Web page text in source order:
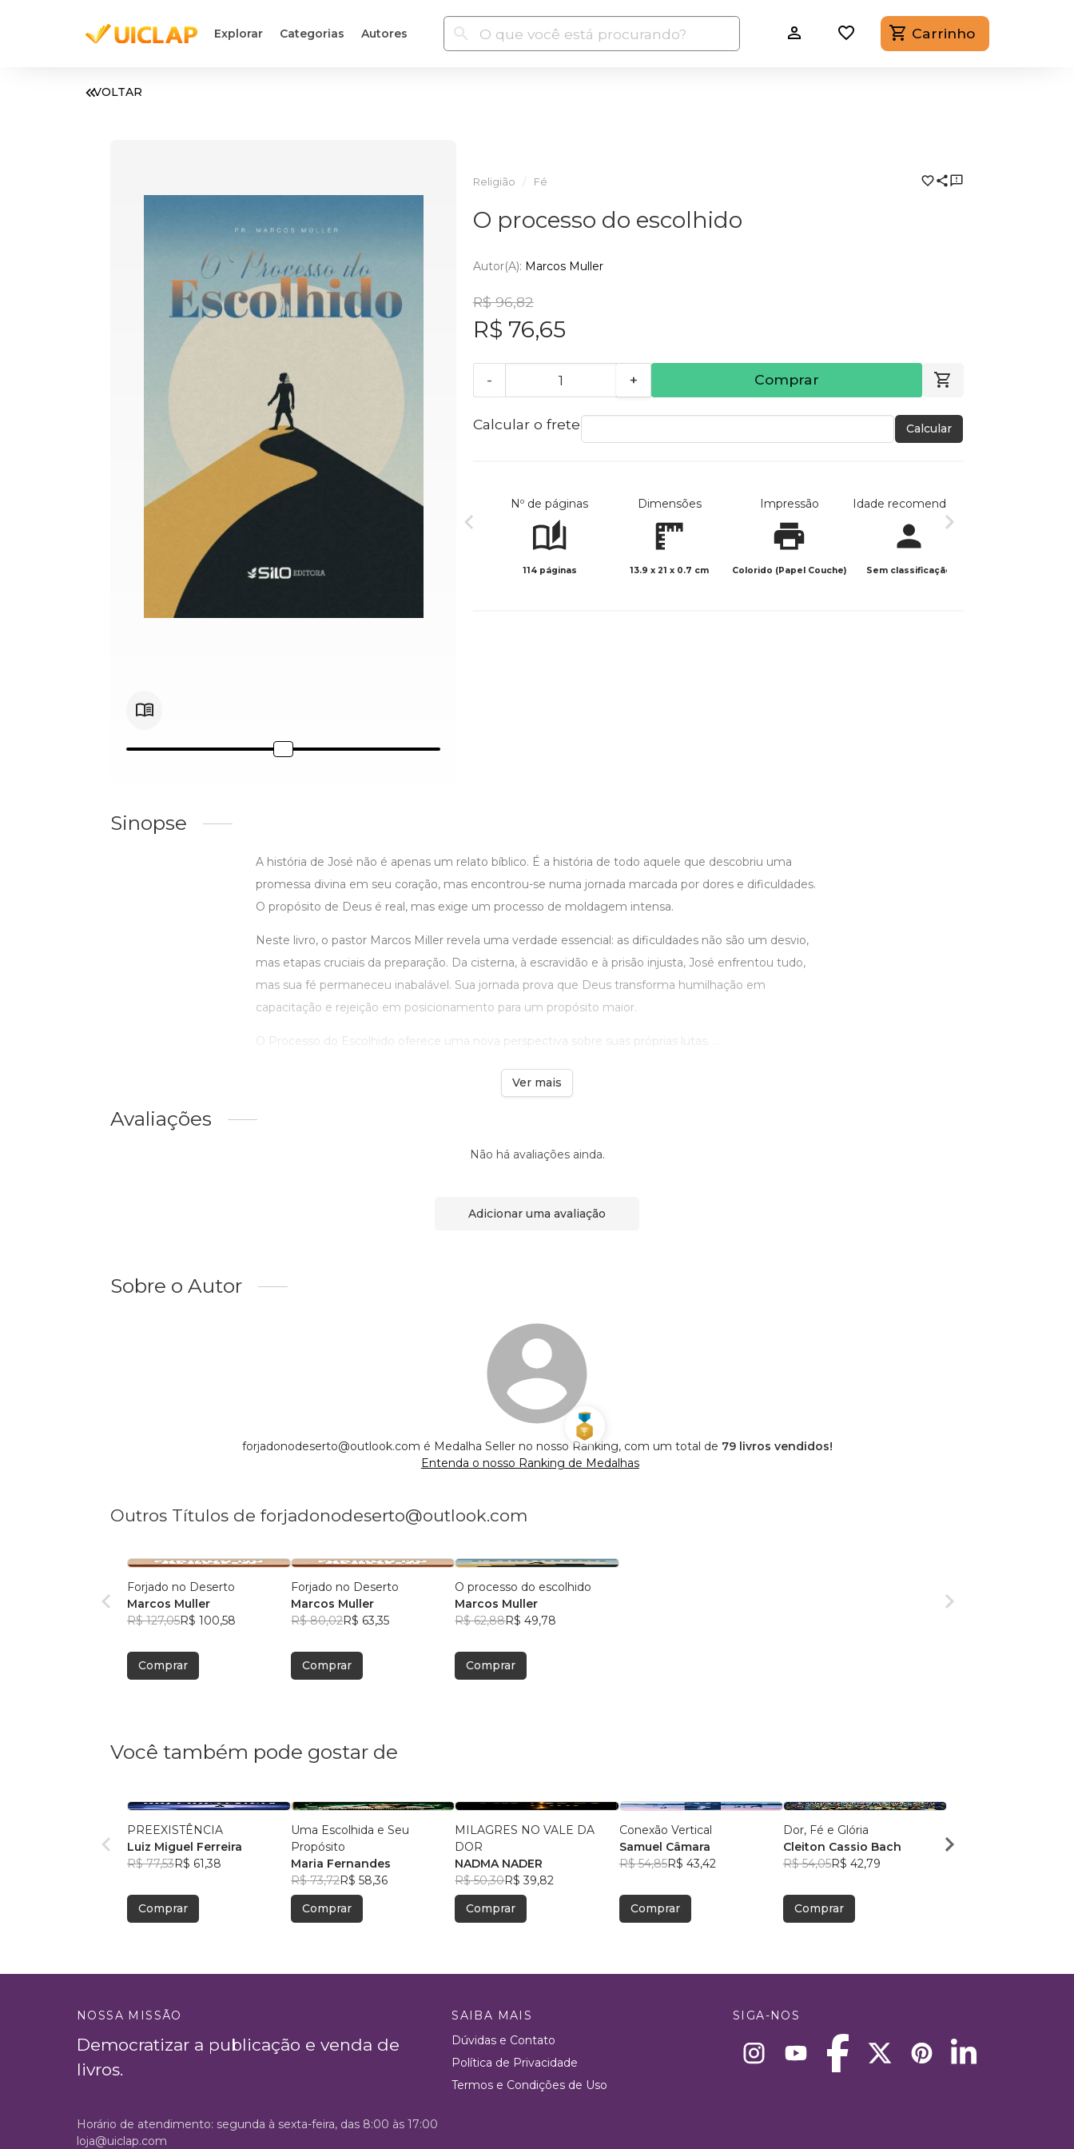
Explorar Categorias Autores Carrinho
VOLTAR
Religião Fé
O processo do escolhido
Autor(a): Marcos Muller
R$ 96,82
R$ 76,65
- + Comprar
Calcular o frete Calcular
Nº de páginas
114 páginas
Dimensões
13.9 x 21 x 0.7 cm
Impressão
Colorido (Papel Couche)
Idade recomendada
Sem classificação
Sinopse
A história de José não é apenas um relato bíblico. É a história de todo aquele que descobriu uma
promessa divina em seu coração, mas encontrou-se numa jornada marcada por dores e dificuldades.
O propósito de Deus é real, mas exige um processo de moldagem intensa.
Neste livro, o pastor Marcos Miller revela uma verdade essencial: as dificuldades não são um desvio,
mas etapas cruciais da preparação. Da cisterna, à escravidão e à prisão injusta, José enfrentou tudo,
mas sua fé permaneceu inabalável. Sua jornada prova que Deus transforma humilhação em
capacitação e rejeição em posicionamento para um propósito maior.
O Processo do Escolhido oferece uma nova perspectiva sobre suas próprias lutas. ...
Ver mais
Avaliações
Não há avaliações ainda.
Adicionar uma avaliação
Sobre o Autor
forjadonodeserto@outlook.com é Medalha Seller no nosso Ranking, com um total de 79 livros vendidos!
Entenda o nosso Ranking de Medalhas
Outros Títulos de forjadonodeserto@outlook.com
Forjado no Deserto
Marcos Muller
R$ 127,05R$ 100,58
Comprar
Forjado no Deserto
Marcos Muller
R$ 80,02R$ 63,35
Comprar
O processo do escolhido
Marcos Muller
R$ 62,88R$ 49,78
Comprar
Você também pode gostar de
PREEXISTÊNCIA
Luiz Miguel Ferreira
R$ 77,53R$ 61,38
Comprar
Uma Escolhida e Seu
Propósito
Maria Fernandes
R$ 73,72R$ 58,36
Comprar
MILAGRES NO VALE DA
DOR
NADMA NADER
R$ 50,30R$ 39,82
Comprar
Conexão Vertical
Samuel Câmara
R$ 54,85R$ 43,42
Comprar
Dor, Fé e Glória
Cleiton Cassio Bach
R$ 54,05R$ 42,79
Comprar
André Nunes
NOSSA MISSÃO
Democratizar a publicação e venda de
livros.
SAIBA MAIS
Dúvidas e Contato
Política de Privacidade
Termos e Condições de Uso
SIGA-NOS
Horário de atendimento: segunda à sexta-feira, das 8:00 às 17:00
loja@uiclap.com